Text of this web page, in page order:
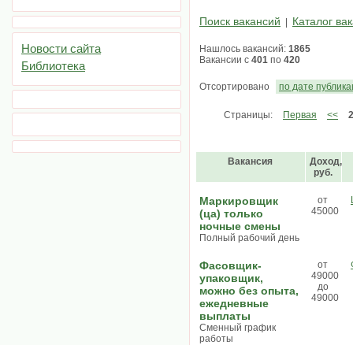
Новости сайта
Библиотека
Поиск вакансий Каталог
Нашлось вакансий: 1865
Вакансии с 401 по 420
Отсортировано по дате
Страницы: Первая <<
Вакансия
Доход,
руб.
Маркировщик
(ца) только
ночные смены
Полный рабочий день
от
45000
Фасовщик-
упаковщик,
можно без опыта,
ежедневные
выплаты
Сменный график
работы
от
49000
до
49000